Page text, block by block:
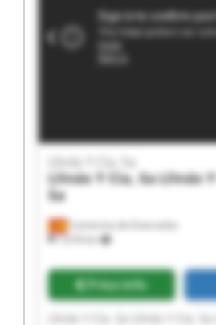
Camarma de Esteruelas
7,618 km
Llinás Y Cia, Sa
Llinás Y Cia, SaLlinás
Sa
Price info